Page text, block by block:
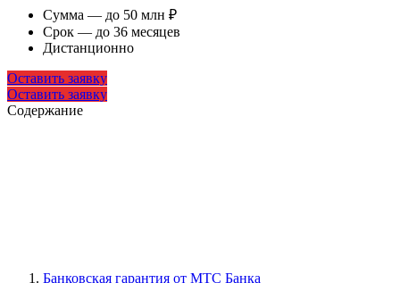
Сумма — до 50 млн ₽
Срок — до 36 месяцев
Дистанционно
Оставить заявку
Оставить заявку
Содержание
Банковская гарантия от МТС Банка